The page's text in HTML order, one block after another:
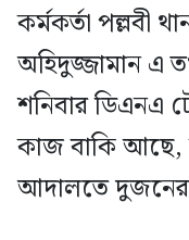
কর্মকর্তা পল্লবী
অহিদুজ্জামান এ
শনিবার ডিএনএ
কাজ বাকি
আদালতে দুজনের